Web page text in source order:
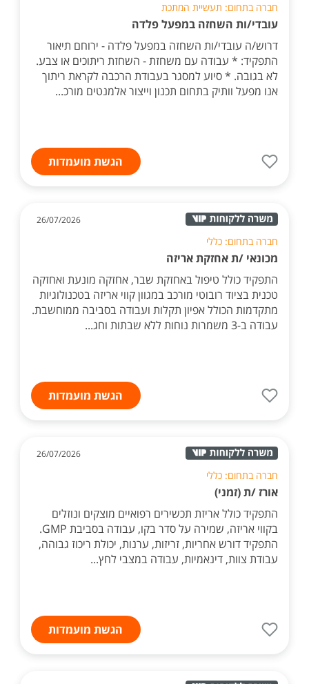
חברה בתחום: תעשיית המתכת
עובדי/ות השחזה במפעל פלדה
דרוש/ה עובדי/ות השחזה במפעל פלדה - ירוחם תיאור
התפקיד: * עבודה עם משחזת - השחזת ריתוכים או צבע.
לא בגובה. * סיוע למסגר בעבודת הרכבה לקראת ריתוך
אנו מפעל וותיק בתחום תכנון וייצור אלמנטים מורכ...
הגשת מועמדות
26/07/2026
חברה בתחום: כללי
מכונאי /ת אחזקת אריזה
התפקיד כולל טיפול באחזקת שבר, אחזקה מונעת ואחזקה
טכנית בציוד רובוטי מורכב במגוון קווי אריזה בטכנולוגיות
מתקדמות הכולל אפיון תקלות ועבודה בסביבה ממוחשבת.
עבודה ב-3 משמרות נוחות ללא שבתות וחג...
הגשת מועמדות
26/07/2026
חברה בתחום: כללי
אורז /ת (זמני)
התפקיד כולל אריזת תכשירים רפואיים מוצקים ונוזלים
בקווי אריזה, שמירה על סדר בקו, עבודה בסביבת GMP.
התפקיד דורש אחריות, זריזות, ערנות, יכולת ריכוז גבוהה,
עבודת צוות, דינאמיות, עבודה במצבי לחץ...
הגשת מועמדות